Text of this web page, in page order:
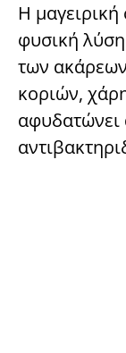
Η μαγειρική
φυσική
των
κοριών,
αφυδατώνει